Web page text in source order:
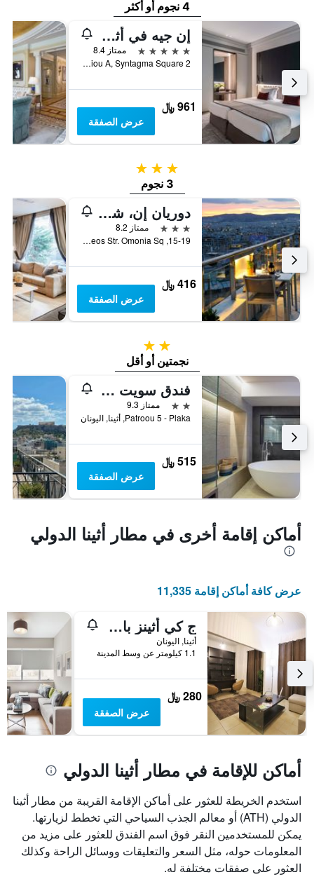
4 نجوم أو أكثر
إن جيه في أثينا بلازا
5 نجوم
ممتاز 8.4
2 Vas. Georgiou A, Syntagma Square, أثينا, اليونان
961 ﷼
عرض الصفقة
3 نجوم
3 نجوم
دوريان إن، شور هوتل كوليكشن باي بست ويسترن
3 نجوم
ممتاز 8.2
15-19, Pireos Str. Omonia Sq, أثينا, اليونان
416 ﷼
عرض الصفقة
2 نجمتين
نجمتين أو أقل
فندق سويت هوم
2 نجمتين
ممتاز 9.3
Patroou 5 - Plaka, أثينا, اليونان
515 ﷼
عرض الصفقة
أماكن إقامة أخرى في مطار أثينا الدولي
عرض كافة أماكن إقامة 11,335
ج كي أثينز باي جي ي هوسبيتاليتي غروب
أثينا, اليونان
1.1 كيلومتر عن وسط المدينة
280 ﷼
عرض الصفقة
أماكن للإقامة في مطار أثينا الدولي
استخدم الخريطة للعثور على أماكن الإقامة القريبة من مطار أثينا
الدولي (ATH) أو معالم الجذب السياحي التي تخطط لزيارتها.
يمكن للمستخدمين النقر فوق اسم الفندق للعثور على مزيد من
المعلومات حوله، مثل السعر والتعليقات ووسائل الراحة وكذلك
العثور على صفقات مختلفة له.